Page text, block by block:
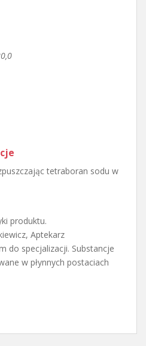
tetraboran sodu w
produktu.
Aptekarz
do specjalizacji. Substancje
w płynnych postaciach